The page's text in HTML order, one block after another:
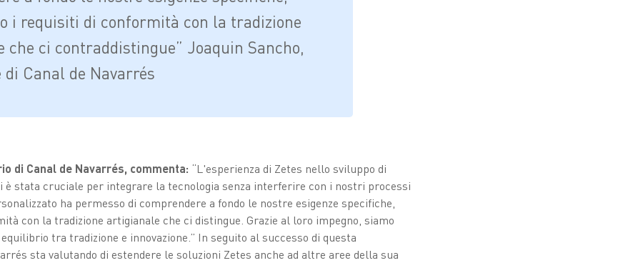
i requisiti di conformità con la tradizione
che ci contraddistingue” Joaquin Sancho,
Canal de Navarrés
di Canal de Navarrés, commenta: “L'esperienza di Zetes nello sviluppo di
è stata cruciale per integrare la tecnologia senza interferire con i nostri processi
ha permesso di comprendere a fondo le nostre esigenze specifiche,
con la tradizione artigianale che ci distingue. Grazie al loro impegno, siamo
tra tradizione e innovazione.” In seguito al successo di questa
sta valutando di estendere le soluzioni Zetes anche ad altre aree della sua